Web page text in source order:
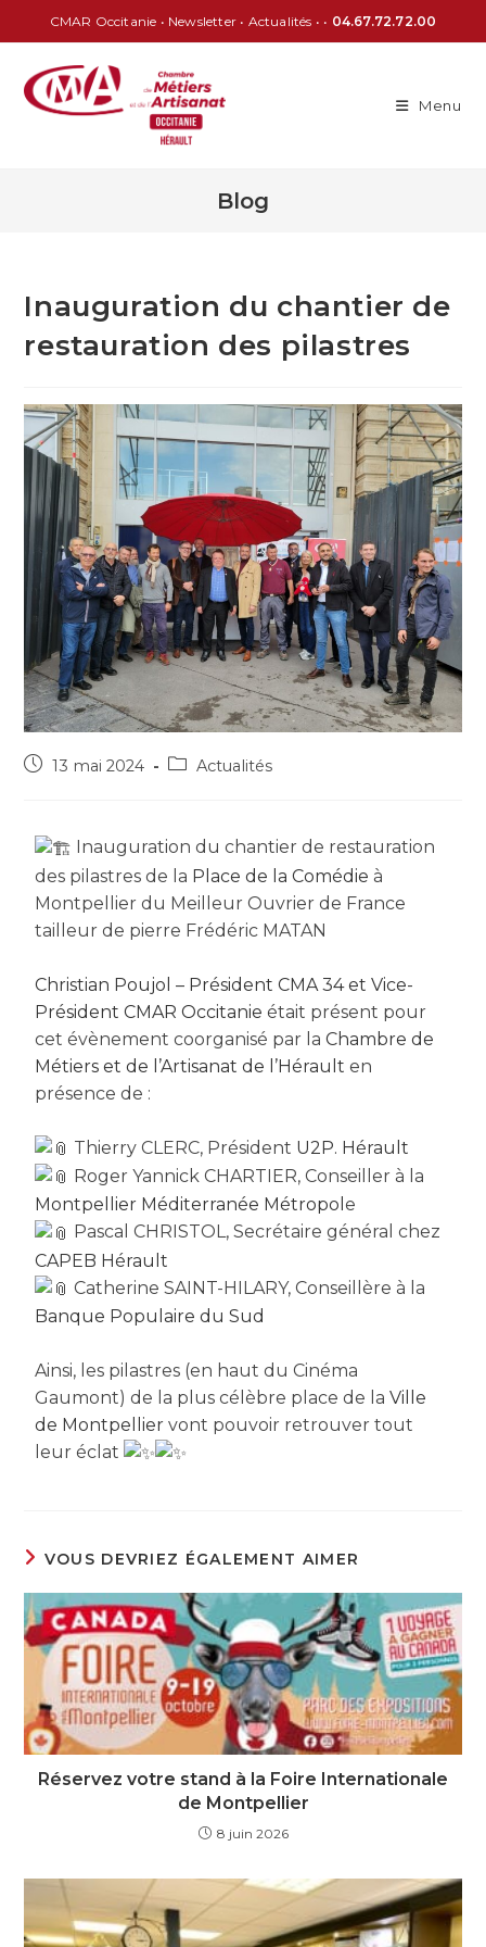
CMAR Occitanie • Newsletter • Actualités • • 04.67.72.72.00
Menu
Blog
Inauguration du chantier de
restauration des pilastres
13 mai 2024 Actualités
Inauguration du chantier de restauration
des pilastres de la Place de la Comédie à
Montpellier du Meilleur Ouvrier de France
tailleur de pierre Frédéric MATAN
Christian Poujol – Président CMA 34 et Vice-
Président CMAR Occitanie était présent pour
cet évènement coorganisé par laChambre de
Métiers et de l’Artisanat de l’Hérault en
présence de :
Thierry CLERC, Président U2P. Hérault
Roger Yannick CHARTIER, Conseiller à la
Montpellier Méditerranée Métropole
Pascal CHRISTOL, Secrétaire général chez
CAPEB Hérault
Catherine SAINT-HILARY, Conseillère à la
Banque Populaire du Sud
Ainsi, les pilastres (en haut du Cinéma
Gaumont) de la plus célèbre place de laVille
de Montpellier vont pouvoir retrouver tout
leur éclat
VOUS DEVRIEZ ÉGALEMENT AIMER
Réservez votre stand à la Foire Internationale
de Montpellier
8 juin 2026